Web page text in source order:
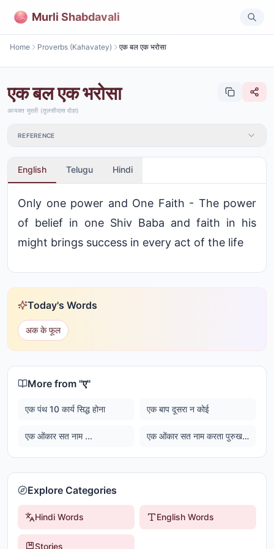
Murli Shabdavali
Home Proverbs (Kahavatey) एक बल एक भरोसा
एक बल एक भरोसा
अव्यक्त मुरली (तुलसीदास दोहा)
REFERENCE
English Telugu Hindi
Only one power and One Faith - The power
of belief in one Shiv Baba and faith in his
might brings success in every act of the life
Today's Words
अक के फूल
More from "ए"
एक पंथ 10 कार्य सिद्ध होना एक बाप दूसरा न कोई
एक ओंकार सत नाम ... एक ओंकार सत नाम करता पुरुख निरभऊ निरवैरू अकाल मूरति अयूनि सैभं गुरू प्रसादि जप
Explore Categories
Hindi Words English Words
Stories